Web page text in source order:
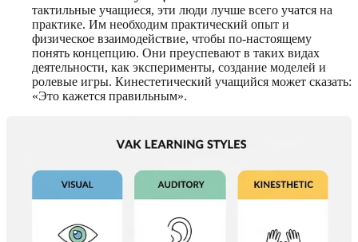
тактильные учащиеся, эти люди лучше всего учатся на
практике. Им необходим практический опыт и
физическое взаимодействие, чтобы по-настоящему
понять концепцию. Они преуспевают в таких видах
деятельности, как эксперименты, создание моделей и
ролевые игры. Кинестетический учащийся может сказать:
«Это кажется правильным».